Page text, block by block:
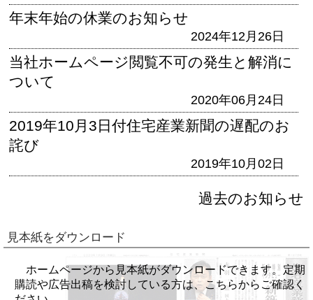
年末年始の休業のお知らせ
2024年12月26日
当社ホームページ閲覧不可の発生と解消に
ついて
2020年06月24日
2019年10月3日付住宅産業新聞の遅配のお
詫び
2019年10月02日
過去のお知らせ
見本紙をダウンロード
ホームページから見本紙がダウンロードできます。定期
購読や広告出稿を検討している方は、こちらからご確認く